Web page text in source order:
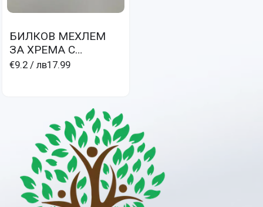
БИЛКОВ МЕХЛЕМ
ЗА ХРЕМА С
МЕНТОВО МАСЛО И
€9.2 / лв17.99